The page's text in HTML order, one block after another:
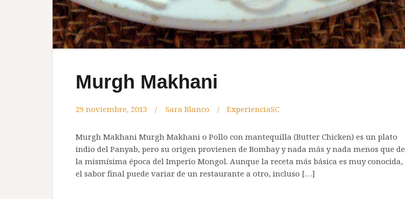
Murgh Makhani
29 noviembre, 2013 Sara Blanco ExperienciaSC
Murgh Makhani Murgh Makhani o Pollo con mantequilla (Butter Chicken) es un plato
indio del Panyab, pero su origen provienen de Bombay y nada más y nada menos que de
la mismísima época del Imperio Mongol. Aunque la receta más básica es muy conocida,
el sabor final puede variar de un restaurante a otro, incluso […]